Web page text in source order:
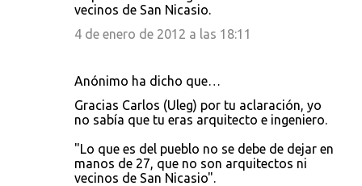
vecinos de San Nicasio.
4 de enero de 2012 a las 18:11
Anónimo ha dicho que…
Gracias Carlos (Uleg) por tu aclaración, yo
no sabía que tu eras arquitecto e ingeniero.
"Lo que es del pueblo no se debe de dejar en
manos de 27, que no son arquitectos ni
vecinos de San Nicasio".